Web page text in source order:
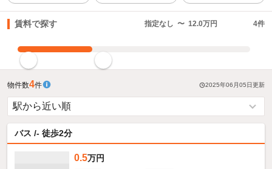
賃料で探す 指定なし 〜 12.0万円 4件
物件数4件 2025年06月05日更新
バス /- 徒歩2分
0.5万円